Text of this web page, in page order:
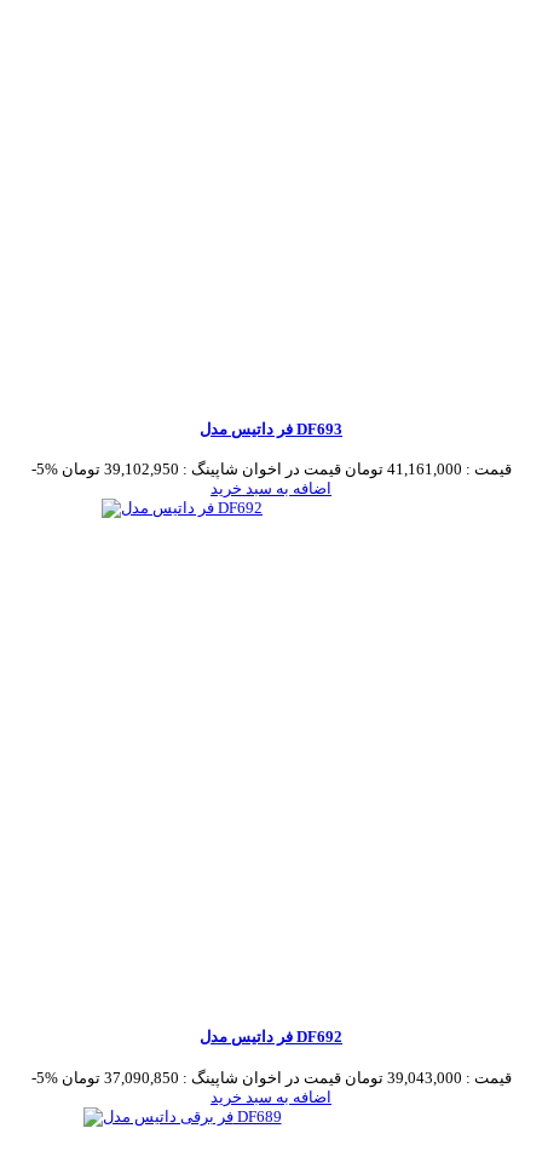
فر داتیس مدل DF693
-5% قیمت : 41,161,000 تومان قیمت در اخوان شاپینگ : 39,102,950 تومان
اضافه به سبد خرید
فر داتیس مدل DF692
-5% قیمت : 39,043,000 تومان قیمت در اخوان شاپینگ : 37,090,850 تومان
اضافه به سبد خرید